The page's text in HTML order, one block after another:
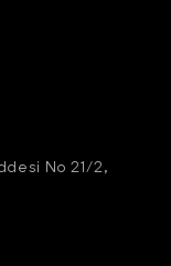
No 21/2,